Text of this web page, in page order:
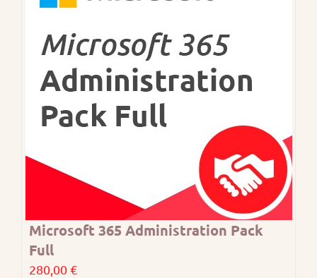
Die
Optionen
können
auf
der
Microsoft 365 Administration Pack
Full
280,00€